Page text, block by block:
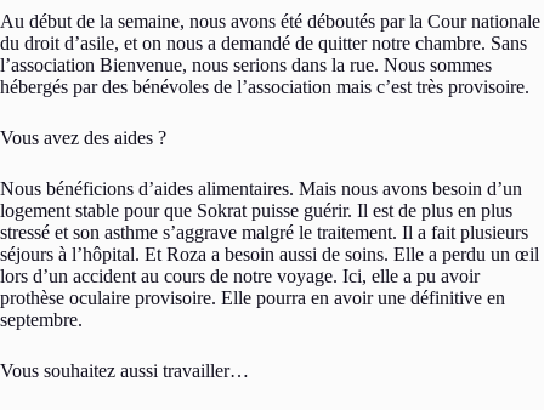
Au début de la semaine, nous avons été déboutés par la Cour nationale
du droit d’asile, et on nous a demandé de quitter notre chambre. Sans
l’association Bienvenue, nous serions dans la rue. Nous sommes
hébergés par des bénévoles de l’association mais c’est très provisoire.
Vous avez des aides ?
Nous bénéficions d’aides alimentaires. Mais nous avons besoin d’un
logement stable pour que Sokrat puisse guérir. Il est de plus en plus
stressé et son asthme s’aggrave malgré le traitement. Il a fait plusieurs
séjours à l’hôpital. Et Roza a besoin aussi de soins. Elle a perdu un œil
lors d’un accident au cours de notre voyage. Ici, elle a pu avoir
prothèse oculaire provisoire. Elle pourra en avoir une définitive en
septembre.
Vous souhaitez aussi travailler…